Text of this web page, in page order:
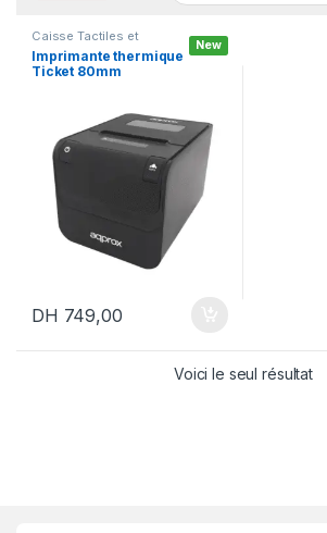
New
Caisse Tactiles et
Accessoires Imprimante
Thermique
Imprimante thermique
Ticket 80mm
DH 749,00
Voici le seul résultat